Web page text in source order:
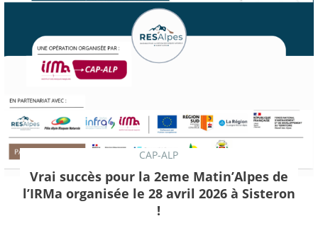
CAP-ALP
Vrai succès pour la 2eme Matin’Alpes de
l’IRMa organisée le 28 avril 2026 à Sisteron
!